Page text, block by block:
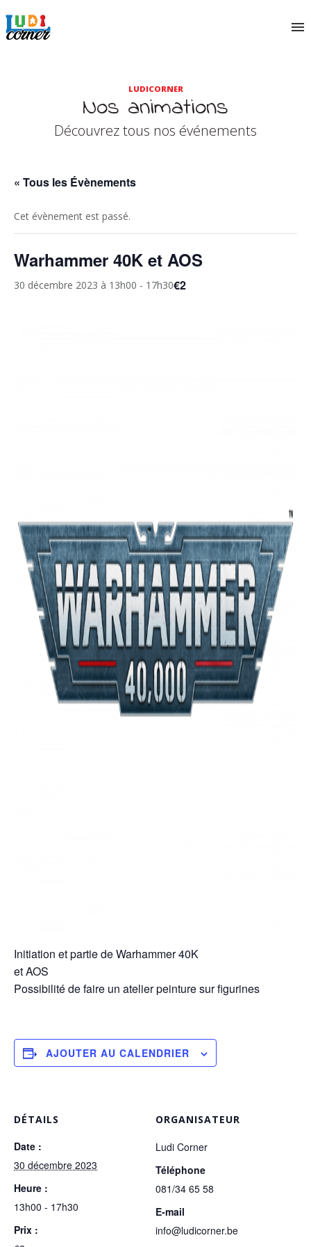
LUDICORNER
Nos animations
Découvrez tous nos événements
« Tous les Évènements
Cet évènement est passé.
Warhammer 40K et AOS
30 décembre 2023 à 13h00 - 17h30€2
Initiation et partie de Warhammer 40K
et AOS
Possibilité de faire un atelier peinture sur figurines
AJOUTER AU CALENDRIER
DÉTAILS
Date :
30 décembre 2023
Heure :
13h00 - 17h30
Prix :
ORGANISATEUR
Ludi Corner
Téléphone
081/34 65 58
E-mail
info@ludicorner.be